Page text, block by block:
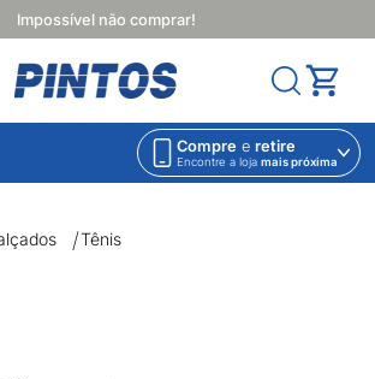
Impossível não comprar!
Compre e retire
Encontre a loja mais próxima
Tênis